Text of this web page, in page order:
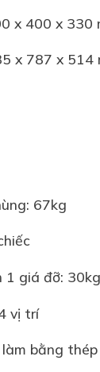
x 400 x 330
x 787 x 514
67kg
giá đỡ: 30kg
vị trí
bằng